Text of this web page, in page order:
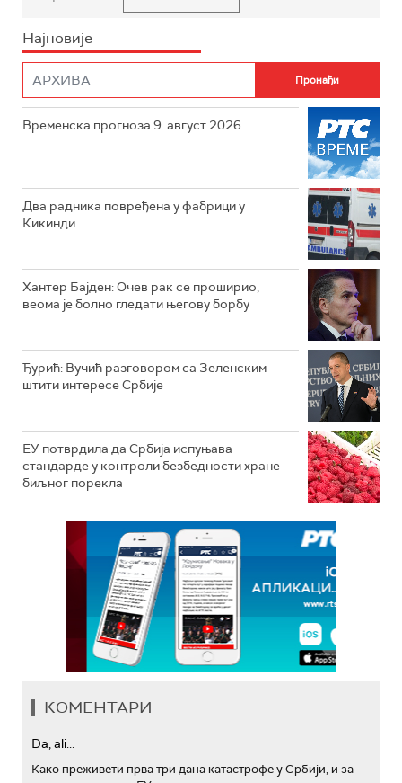
Најновије
Временска прогноза 9. август 2026.
Два радника повређена у фабрици у
Кикинди
Хантер Бајден: Очев рак се проширио,
веома је болно гледати његову борбу
Ђурић: Вучић разговором са Зеленским
штити интересе Србије
ЕУ потврдила да Србија испуњава
стандарде у контроли безбедности хране
биљног порекла
КОМЕНТАРИ
Da, ali...
Како преживети прва три дана катастрофе у Србији, и за